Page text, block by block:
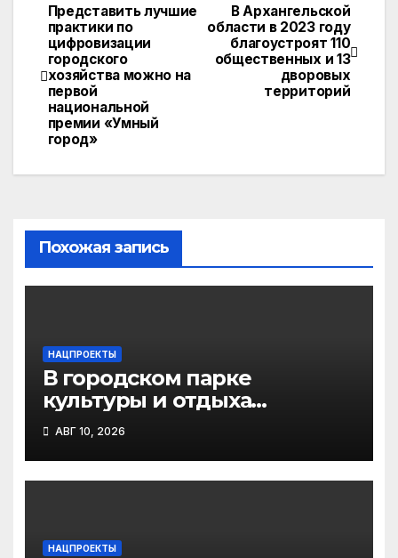
Навигация
по
записям
В Архангельской
области в 2023 году
благоустроят 110
общественных и 13
дворовых
территорий
Представить лучшие
практики по
цифровизации
городского
хозяйства можно на
первой
национальной
премии «Умный
город»
Похожая запись
НАЦПРОЕКТЫ
В городском парке
культуры и отдыха
Новодвинска в активной
фазе обустройство
тротуаров и подготовка к
асфальтированию
АВГ 10, 2026
НАЦПРОЕКТЫ